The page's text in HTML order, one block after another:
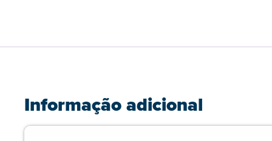
Informação adicional